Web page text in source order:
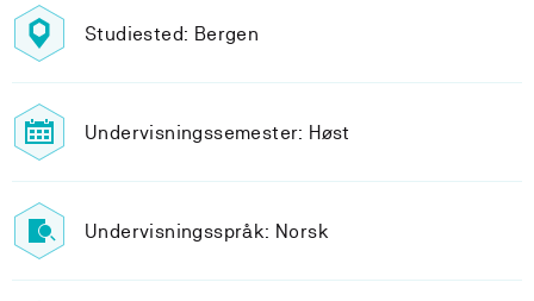
Studiested: Bergen
Undervisningssemester: Høst
Undervisningsspråk: Norsk